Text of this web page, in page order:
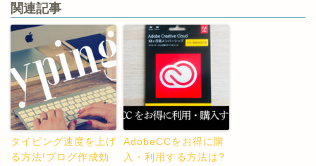
関連記事
タイピング速度を上げ
る方法!ブログ作成効
AdobeCCをお得に購
入・利用する方法は?